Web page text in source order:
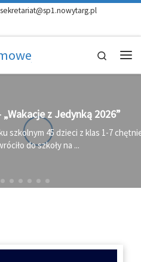
sekretariat@sp1.nowytarg.pl
Search
z Jedynką 2026”
45 dzieci z klas 1-7 chętnie
szkoły na ...